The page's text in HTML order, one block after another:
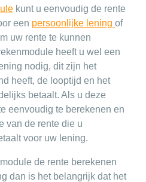
kunt u eenvoudig de rente
een persoonlijke lening of
uw rente te kunnen
heeft u wel een
nodig, dit zijn het
heeft, de looptijd en het
betaalt. Als u deze
eenvoudig te berekenen en
van de rente die u
voor uw lening.
de rente berekenen
dan is het belangrijk dat het